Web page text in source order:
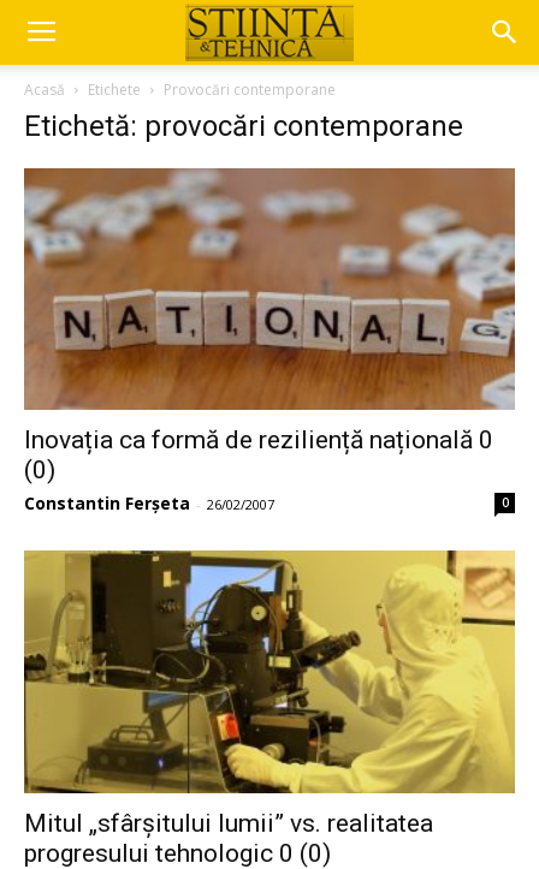
Acasă Etichete Provocări contemporane
Etichetă: provocări contemporane
Inovația ca formă de reziliență națională 0
(0)
Constantin Ferșeta - 26/02/2007 0
Mitul „sfârșitului lumii” vs. realitatea
progresului tehnologic 0 (0)